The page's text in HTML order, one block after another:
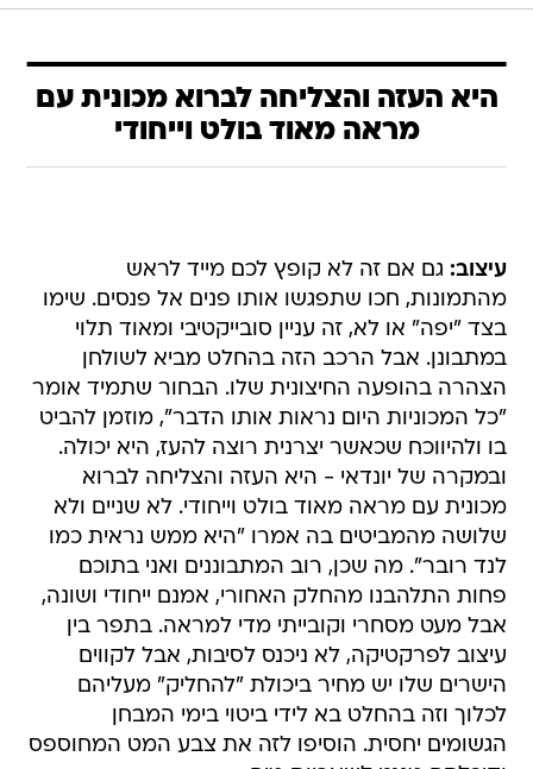
היא העזה והצליחה לברוא מכונית עם
מראה מאוד בולט וייחודי
עיצוב: גם אם זה לא קופץ לכם מייד לראש
מהתמונות, חכו שתפגשו אותו פנים אל פנסים. שימו
בצד "יפה" או לא, זה עניין סובייקטיבי ומאוד תלוי
במתבונן. אבל הרכב הזה בהחלט מביא לשולחן
הצהרה בהופעה החיצונית שלו. הבחור שתמיד אומר
"כל המכוניות היום נראות אותו הדבר", מוזמן להביט
בו ולהיווכח שכאשר יצרנית רוצה להעז, היא יכולה.
ובמקרה של יונדאי - היא העזה והצליחה לברוא
מכונית עם מראה מאוד בולט וייחודי. לא שניים ולא
שלושה מהמביטים בה אמרו "היא ממש נראית כמו
לנד רובר". מה שכן, רוב המתבוננים ואני בתוכם
פחות התלהבנו מהחלק האחורי, אמנם ייחודי ושונה,
אבל מעט מסחרי וקובייתי מדי למראה. בתפר בין
עיצוב לפרקטיקה, לא ניכנס לסיבות, אבל לקווים
הישרים שלו יש מחיר ביכולת "להחליק" מעליהם
לכלוך וזה בהחלט בא לידי ביטוי בימי המבחן
הגשומים יחסית. הוסיפו לזה את צבע המט המחוספס